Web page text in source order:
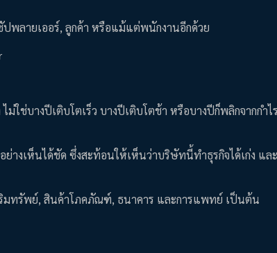
พลายเออร์, ลูกค้า หรือแม้แต่พนักงานอีกด้วย
ใช่บางปีเติบโตเร็ว บางปีเติบโตช้า หรือบางปีก็พลิกจากกำไ
ย่างเห็นได้ชัด ซึ่งสะท้อนให้เห็นว่าบริษัทนี้ทำธุรกิจได้เก่ง แล
มทรัพย์, สินค้าโภคภัณฑ์, ธนาคาร และการแพทย์ เป็นต้น